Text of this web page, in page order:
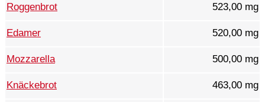
Roggenbrot 523,00 mg
Edamer 520,00 mg
Mozzarella 500,00 mg
Knäckebrot 463,00 mg